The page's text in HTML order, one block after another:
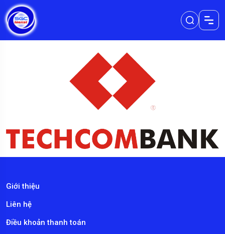
Giới thiệu
Liên hệ
Điều khoản thanh toán